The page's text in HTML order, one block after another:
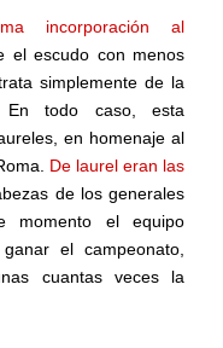
incorporación al
el escudo con menos
simplemente de la
En todo caso, esta
en homenaje al
De laurel eran las
de los generales
momento el equipo
el campeonato,
cuantas veces la